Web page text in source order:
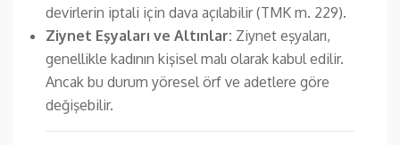
devirlerin iptali için dava açılabilir (TMK m. 229).
Ziynet Eşyaları ve Altınlar: Ziynet eşyaları,
genellikle kadının kişisel malı olarak kabul edilir.
Ancak bu durum yöresel örf ve adetlere göre
değişebilir.